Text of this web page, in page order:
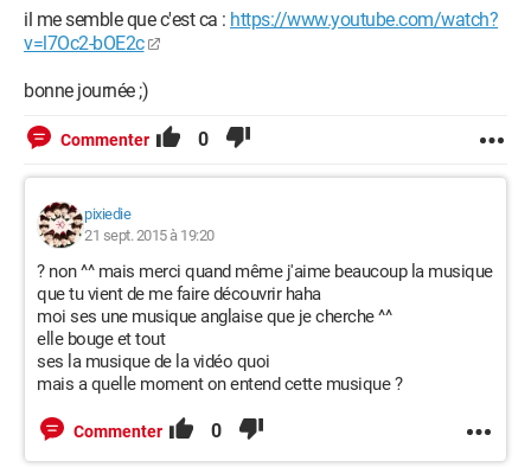
il me semble que c'est ca : https://www.youtube.com/watch?
v=l7Oc2-bOE2c
bonne journée ;)
Commenter 0
pixiedie
21 sept. 2015 à 19:20
? non ^^ mais merci quand même j'aime beaucoup la musique
que tu vient de me faire découvrir haha
moi ses une musique anglaise que je cherche ^^
elle bouge et tout
ses la musique de la vidéo quoi
mais a quelle moment on entend cette musique ?
Commenter 0